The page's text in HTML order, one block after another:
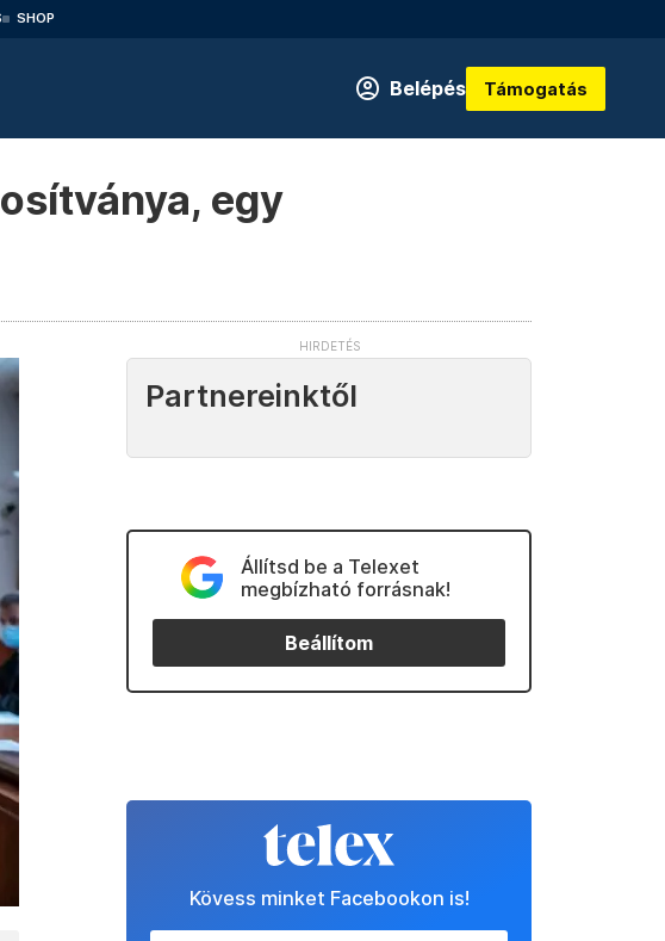
SHOP
Belépés Támogatás
egy
Partnereinktől
Állítsd be a Telexet
megbízható forrásnak!
Beállítom
Kövess minket Facebookon is!